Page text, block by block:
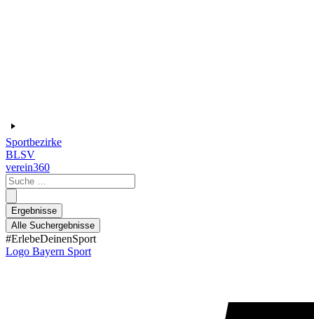
Sportbezirke
BLSV
verein360
Search
...
Ergebnisse
Alle Suchergebnisse
#ErlebeDeinenSport
Logo Bayern Sport